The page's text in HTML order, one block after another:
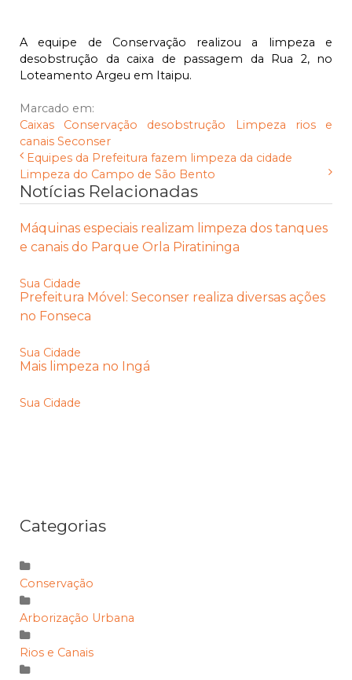
A equipe de Conservação realizou a limpeza e
desobstrução da caixa de passagem da Rua 2, no
Loteamento Argeu em Itaipu.
Marcado em:
Caixas
Conservação desobstrução Limpeza
rios e
canais Seconser
Equipes da Prefeitura fazem limpeza da cidade
Limpeza do Campo de São Bento
Notícias Relacionadas
Máquinas especiais realizam limpeza dos tanques
e canais do Parque Orla Piratininga
Sua Cidade
Prefeitura Móvel: Seconser realiza diversas ações
no Fonseca
Sua Cidade
Mais limpeza no Ingá
Sua Cidade
Categorias
Conservação
Arborização Urbana
Rios e Canais